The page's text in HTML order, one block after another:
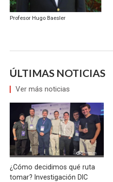
Profesor Hugo Baesler
ÚLTIMAS NOTICIAS
Ver más noticias
¿Cómo decidimos qué ruta
tomar? Investigación DIC